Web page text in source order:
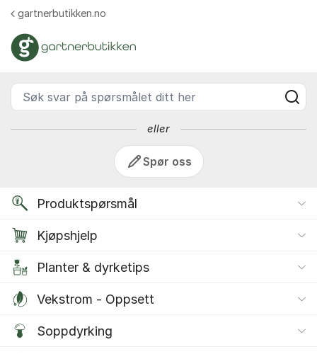
Gå til innhold
Gartnerbutikken Forum -
gartnerbutikken.no
Søk svar på spørsmålet ditt her
eller
Spør oss
Produktspørsmål
Kjøpshjelp
Planter & dyrketips
Vekstrom - Oppsett
Soppdyrking